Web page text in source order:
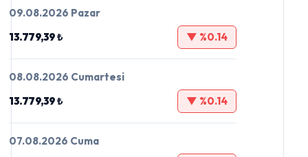
09.08.2026 Pazar
13.779,39 ₺
▼ %0.14
08.08.2026 Cumartesi
13.779,39 ₺
▼ %0.14
07.08.2026 Cuma